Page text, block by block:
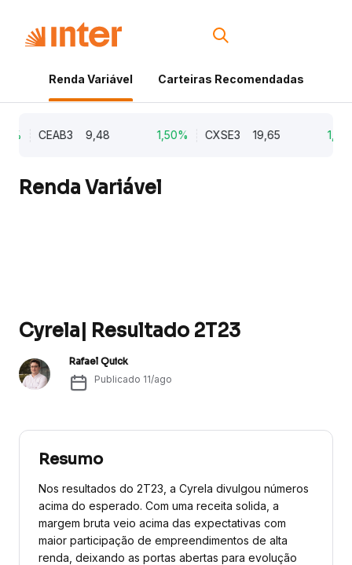
Renda Variável Carteiras Recomendadas
CEAB3 9,48 1,50% CXSE3 19,65
Renda Variável
Cyrela| Resultado 2T23
Rafael Quick
Publicado 11/ago
Resumo
Nos resultados do 2T23, a Cyrela divulgou números
acima do esperado. Com uma receita solida, a
margem bruta veio acima das expectativas com
maior participação de empreendimentos de alta
renda, deixando as portas abertas para evolução